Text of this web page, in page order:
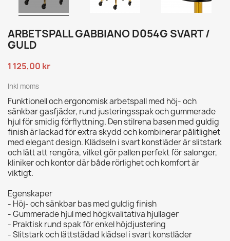
ARBETSPALL GABBIANO D054G SVART /
GULD
1 125,00 kr
Inkl moms
Funktionell och ergonomisk arbetspall med höj- och
sänkbar gasfjäder, rund justeringsspak och gummerade
hjul för smidig förflyttning. Den stilrena basen med guldig
finish är lackad för extra skydd och kombinerar pålitlighet
med elegant design. Klädseln i svart konstläder är slitstark
och lätt att rengöra, vilket gör pallen perfekt för salonger,
kliniker och kontor där både rörlighet och komfort är
viktigt.
Egenskaper
- Höj- och sänkbar bas med guldig finish
- Gummerade hjul med högkvalitativa hjullager
- Praktisk rund spak för enkel höjdjustering
- Slitstark och lättstädad klädsel i svart konstläder